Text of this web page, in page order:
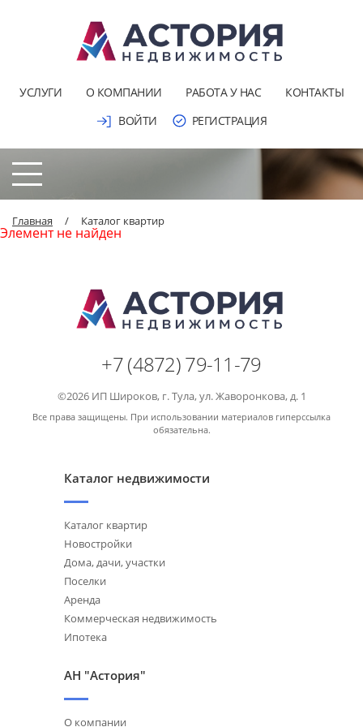
УСЛУГИ О КОМПАНИИ РАБОТА У НАС
КОНТАКТЫ
ВОЙТИ
РЕГИСТРАЦИЯ
Главная / Каталог квартир
Элемент не найден
+7 (4872) 79-11-79
©2026 ИП Широков, г. Тула, ул. Жаворонкова, д. 1
Все права защищены. При использовании материалов гиперссылка
обязательна.
Каталог недвижимости
Каталог квартир
Новостройки
Дома, дачи, участки
Поселки
Аренда
Коммерческая недвижимость
Ипотека
АН "Астория"
О компании